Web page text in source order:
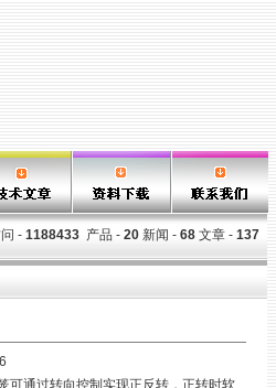
- 1188433 产品 - 20 新闻 - 68 文章 - 137
通过转向控制实现正反转，正转时软